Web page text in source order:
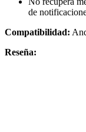
de
Compatibilidad:
Reseña: